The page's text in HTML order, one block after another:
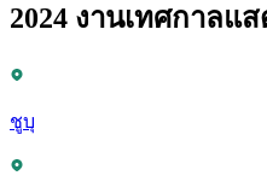
2024 งานเทศกาลแ
ชูบุ